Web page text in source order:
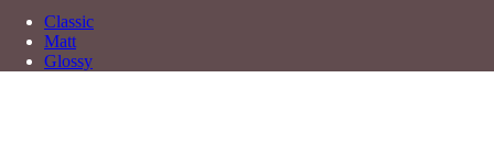
Classic
Matt
Glossy